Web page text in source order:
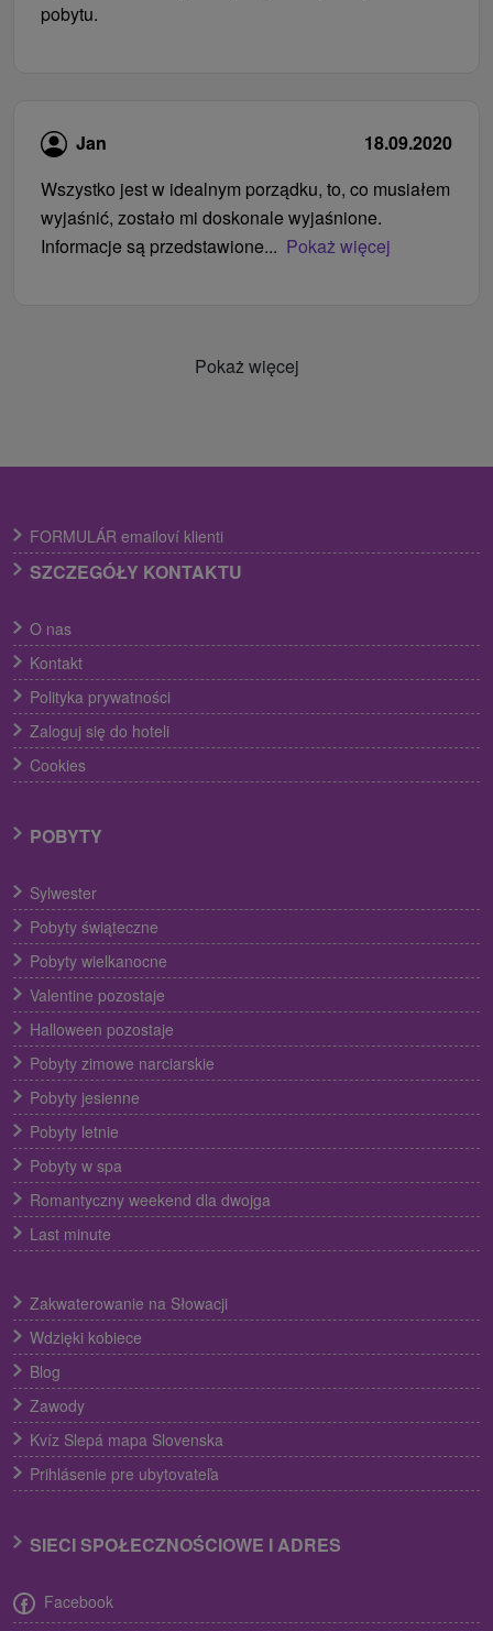
pobytu.
Jan
18.09.2020
Wszystko jest w idealnym porządku, to, co musiałem
wyjaśnić, zostało mi doskonale wyjaśnione.
Informacje są przedstawione... Pokaż więcej
Pokaż więcej
FORMULÁR emailoví klienti
SZCZEGÓŁY KONTAKTU
O nas
Kontakt
Polityka prywatności
Zaloguj się do hoteli
Cookies
POBYTY
Sylwester
Pobyty świąteczne
Pobyty wielkanocne
Valentine pozostaje
Halloween pozostaje
Pobyty zimowe narciarskie
Pobyty jesienne
Pobyty letnie
Pobyty w spa
Romantyczny weekend dla dwojga
Last minute
Zakwaterowanie na Słowacji
Wdzięki kobiece
Blog
Zawody
Kvíz Slepá mapa Slovenska
Prihlásenie pre ubytovateľa
SIECI SPOŁECZNOŚCIOWE I ADRES
Facebook